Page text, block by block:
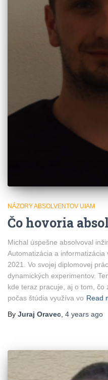
NÁZORY ABSOLVENTOV UIAM
Čo hovoria
Michal úspešne absolvoval
Automatizácia a
2021. Vo svojej diplomovej
dynamických experimentov.
kde teraz pracuje, aj o tom, čo
počas štúdia využíva vo Read
By Juraj Oravec 4 years ago